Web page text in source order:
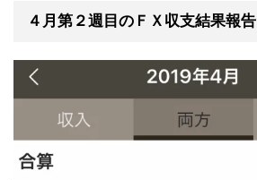
４月第２週目のＦＸ収支結果報告